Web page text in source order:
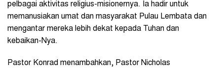
pelbagai aktivitas religius-misionernya. Ia hadir untuk
memanusiakan umat dan masyarakat Pulau Lembata dan
mengantar mereka lebih dekat kepada Tuhan dan
kebaikan-Nya.
Pastor Konrad menambahkan, Pastor Nicholas